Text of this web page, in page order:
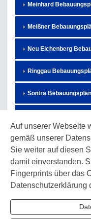
Auf unserer Webseite
gemäß unserer
Sie weiter auf diesen
damit einverstanden.
Fingerprints über das
Datenschutzerklärung
Meinhard
Meißner
Neu Eichenberg
Ringgau
Sontra
Wanfried
Wehretal
Weißenborn
Witzenhausen